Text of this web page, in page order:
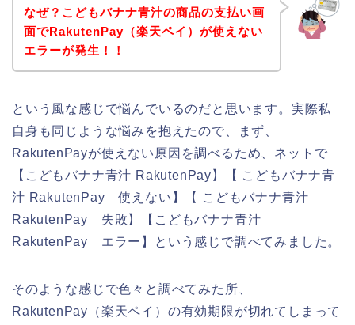
なぜ？こどもバナナ青汁の商品の支払い画
面でRakutenPay（楽天ペイ）が使えない
エラーが発生！！
という風な感じで悩んでいるのだと思います。実際私
自身も同じような悩みを抱えたので、まず、
RakutenPayが使えない原因を調べるため、ネットで
【こどもバナナ青汁 RakutenPay】【 こどもバナナ青
汁 RakutenPay 使えない】【 こどもバナナ青汁
RakutenPay 失敗】【こどもバナナ青汁
RakutenPay エラー】という感じで調べてみました。
そのような感じで色々と調べてみた所、
RakutenPay（楽天ペイ）の有効期限が切れてしまって